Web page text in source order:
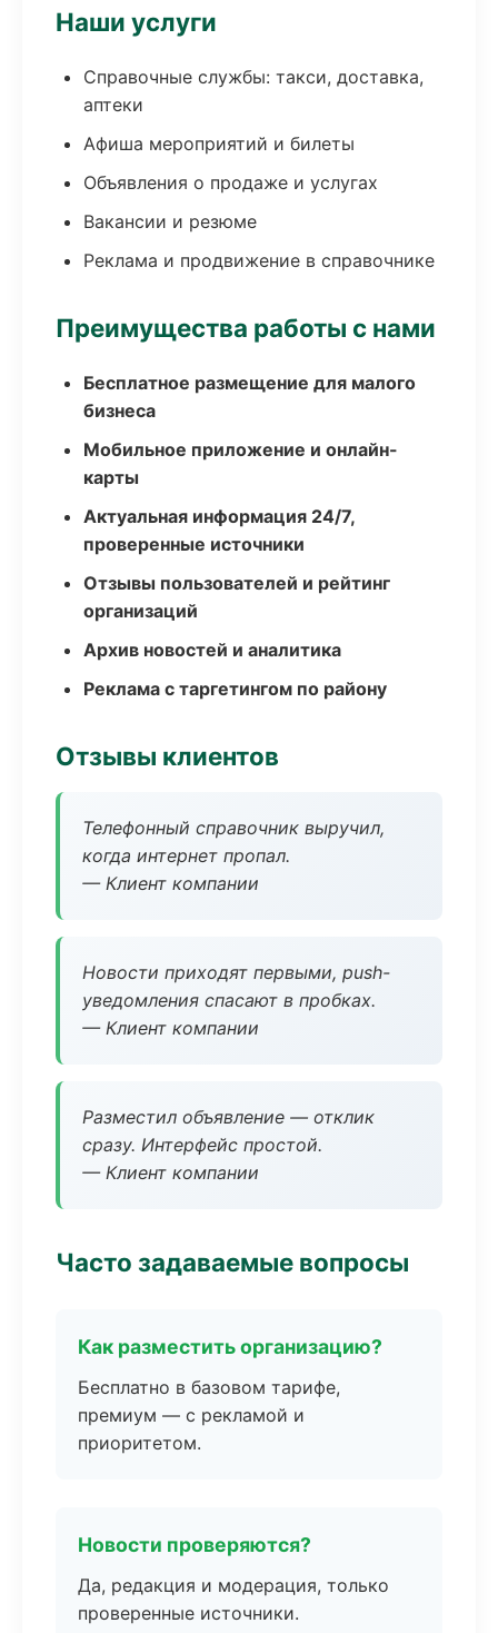
Наши услуги
Справочные службы: такси, доставка,
аптеки
Афиша мероприятий и билеты
Объявления о продаже и услугах
Вакансии и резюме
Реклама и продвижение в справочнике
Преимущества работы с нами
Бесплатное размещение для малого
бизнеса
Мобильное приложение и онлайн-
карты
Актуальная информация 24/7,
проверенные источники
Отзывы пользователей и рейтинг
организаций
Архив новостей и аналитика
Реклама с таргетингом по району
Отзывы клиентов
Телефонный справочник выручил,
когда интернет пропал.
— Клиент компании
Новости приходят первыми, push-
уведомления спасают в пробках.
— Клиент компании
Разместил объявление — отклик
сразу. Интерфейс простой.
— Клиент компании
Часто задаваемые вопросы
Как разместить организацию?
Бесплатно в базовом тарифе,
премиум — с рекламой и
приоритетом.
Новости проверяются?
Да, редакция и модерация, только
проверенные источники.